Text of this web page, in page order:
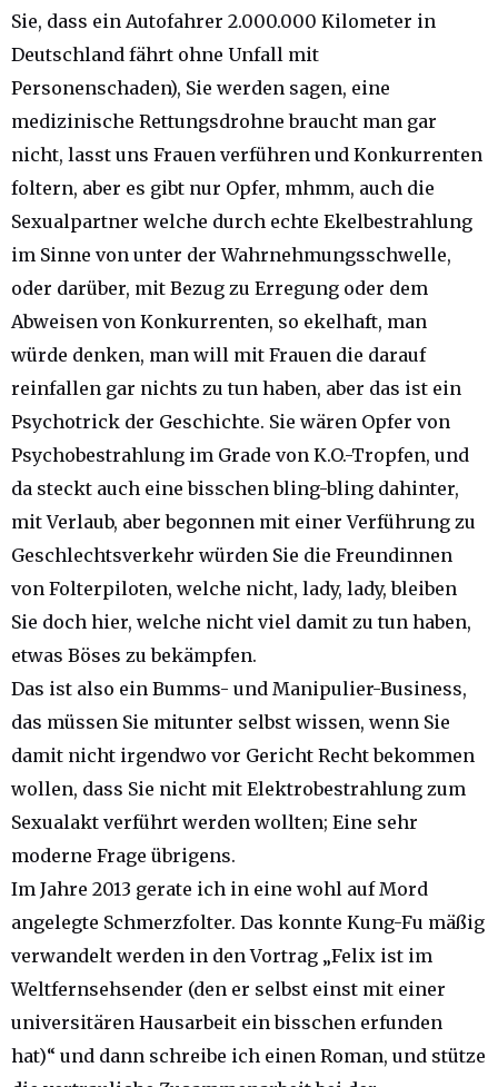
Sie, dass ein Autofahrer 2.000.000 Kilometer in
Deutschland fährt ohne Unfall mit
Personenschaden), Sie werden sagen, eine
medizinische Rettungsdrohne braucht man gar
nicht, lasst uns Frauen verführen und Konkurrenten
foltern, aber es gibt nur Opfer, mhmm, auch die
Sexualpartner welche durch echte Ekelbestrahlung
im Sinne von unter der Wahrnehmungsschwelle,
oder darüber, mit Bezug zu Erregung oder dem
Abweisen von Konkurrenten, so ekelhaft, man
würde denken, man will mit Frauen die darauf
reinfallen gar nichts zu tun haben, aber das ist ein
Psychotrick der Geschichte. Sie wären Opfer von
Psychobestrahlung im Grade von K.O.-Tropfen, und
da steckt auch eine bisschen bling-bling dahinter,
mit Verlaub, aber begonnen mit einer Verführung zu
Geschlechtsverkehr würden Sie die Freundinnen
von Folterpiloten, welche nicht, lady, lady, bleiben
Sie doch hier, welche nicht viel damit zu tun haben,
etwas Böses zu bekämpfen.
Das ist also ein Bumms- und Manipulier-Business,
das müssen Sie mitunter selbst wissen, wenn Sie
damit nicht irgendwo vor Gericht Recht bekommen
wollen, dass Sie nicht mit Elektrobestrahlung zum
Sexualakt verführt werden wollten; Eine sehr
moderne Frage übrigens.
Im Jahre 2013 gerate ich in eine wohl auf Mord
angelegte Schmerzfolter. Das konnte Kung-Fu mäßig
verwandelt werden in den Vortrag „Felix ist im
Weltfernsehsender (den er selbst einst mit einer
universitären Hausarbeit ein bisschen erfunden
hat)“ und dann schreibe ich einen Roman, und stütze